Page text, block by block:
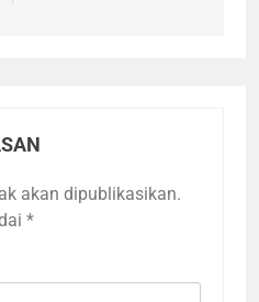
akan dipublikasikan.
*